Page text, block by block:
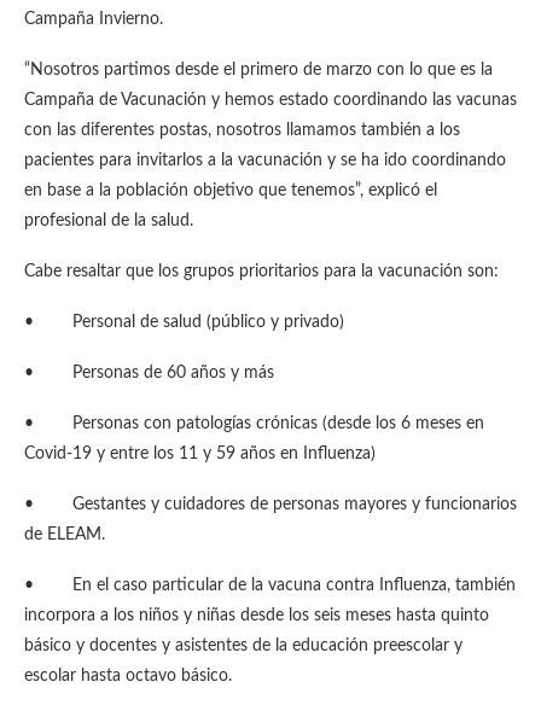
Campaña Invierno.
“Nosotros partimos desde el primero de marzo con lo que es la
Campaña de Vacunación y hemos estado coordinando las vacunas
con las diferentes postas, nosotros llamamos también a los
pacientes para invitarlos a la vacunación y se ha ido coordinando
en base a la población objetivo que tenemos”, explicó el
profesional de la salud.
Cabe resaltar que los grupos prioritarios para la vacunación son:
• Personal de salud (público y privado)
• Personas de 60 años y más
• Personas con patologías crónicas (desde los 6 meses en
Covid-19 y entre los 11 y 59 años en Influenza)
• Gestantes y cuidadores de personas mayores y funcionarios
de ELEAM.
• En el caso particular de la vacuna contra Influenza, también
incorpora a los niños y niñas desde los seis meses hasta quinto
básico y docentes y asistentes de la educación preescolar y
escolar hasta octavo básico.